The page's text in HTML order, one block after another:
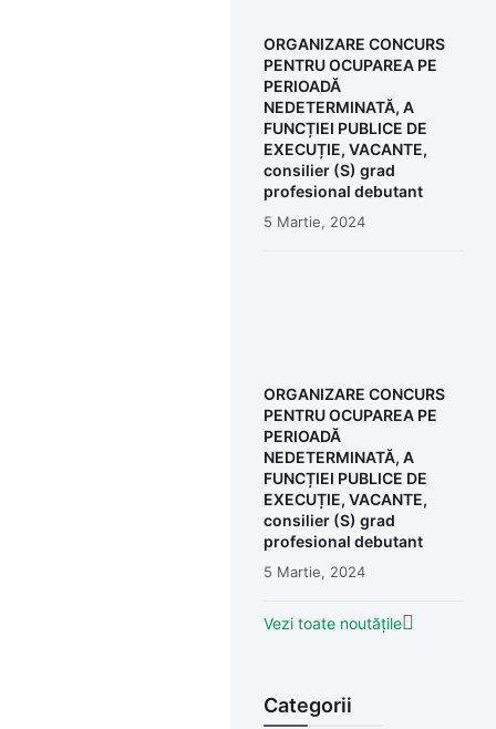
ORGANIZARE CONCURS
PENTRU OCUPAREA PE
PERIOADĂ
NEDETERMINATĂ, A
FUNCȚIEI PUBLICE DE
EXECUȚIE, VACANTE,
consilier (S) grad
profesional debutant
5 Martie, 2024
ORGANIZARE CONCURS
PENTRU OCUPAREA PE
PERIOADĂ
NEDETERMINATĂ, A
FUNCȚIEI PUBLICE DE
EXECUȚIE, VACANTE,
consilier (S) grad
profesional debutant
5 Martie, 2024
Vezi toate noutățile
Categorii